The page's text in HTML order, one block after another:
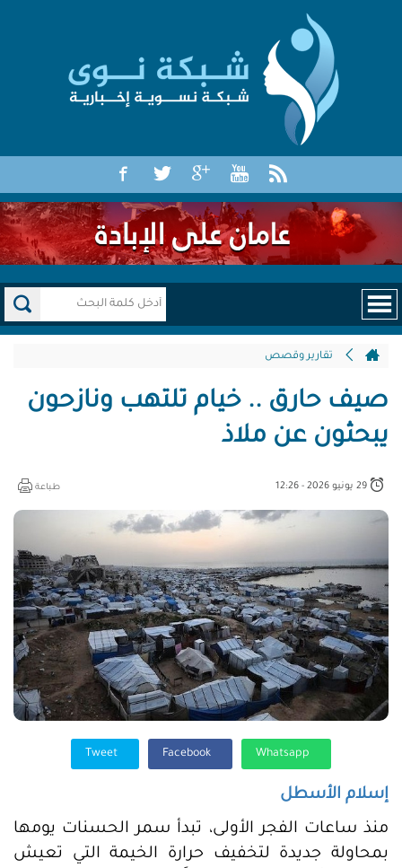
تقارير وقصص
صيف حارق .. خيام تلتهب ونازحون
يبحثون عن ملاذ
طباعة
إسلام الأسطل
منذ ساعات الفجر الأولى، تبدأ سمر الحسنات يومها
بمحاولة جديدة لتخفيف حرارة الخيمة التي تعيش